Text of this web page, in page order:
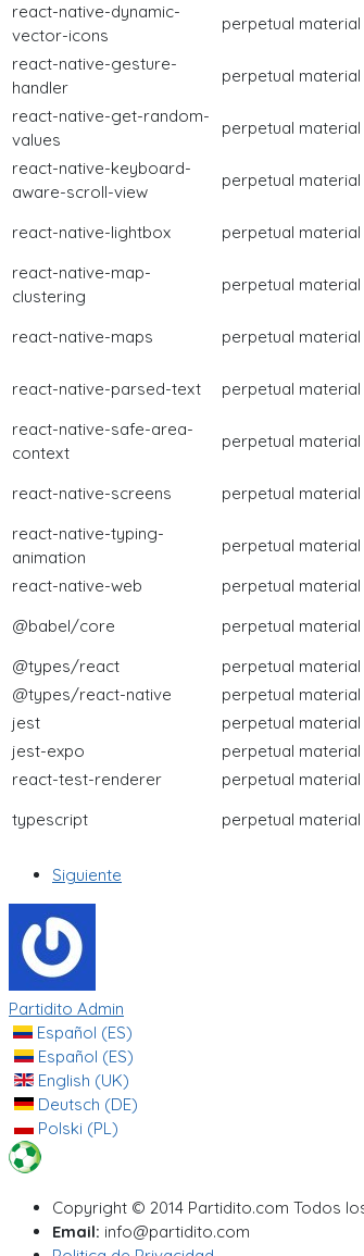
react-native-dynamic-
vector-icons
perpetual material
react-native-gesture-
handler
perpetual material
react-native-get-random-
values
perpetual material
react-native-keyboard-
aware-scroll-view
perpetual material
react-native-lightbox
perpetual material
react-native-map-
clustering
perpetual material
react-native-maps perpetual material
react-native-parsed-text
perpetual material
react-native-safe-area-
context
perpetual material
react-native-screens
perpetual material
react-native-typing-
animation
perpetual material
react-native-web
perpetual material
@babel/core
perpetual material
@types/react
perpetual material
@types/react-native
perpetual material
jest
perpetual material
jest-expo
perpetual material
react-test-renderer
perpetual material
typescript
perpetual material
Siguiente
Partidito Admin
Español (ES)
Español (ES)
English (UK)
Deutsch (DE)
Polski (PL)
Copyright © 2014 Partidito.com Todos
Email: info@partidito.com